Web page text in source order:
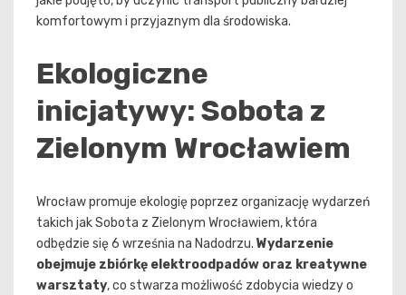
komfortowym i przyjaznym dla środowiska.
Ekologiczne
inicjatywy: Sobota z
Zielonym Wrocławiem
Wrocław promuje ekologię poprzez organizację wydarzeń
takich jak Sobota z Zielonym Wrocławiem, która
odbędzie się 6 września na Nadodrzu. Wydarzenie
obejmuje zbiórkę elektroodpadów oraz kreatywne
warsztaty, co stwarza możliwość zdobycia wiedzy o